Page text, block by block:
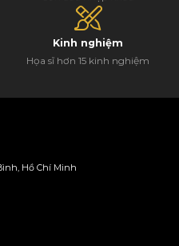
Kinh nghiệm
Họa sĩ hơn 15 kinh nghiệm
Hồ Chí Minh